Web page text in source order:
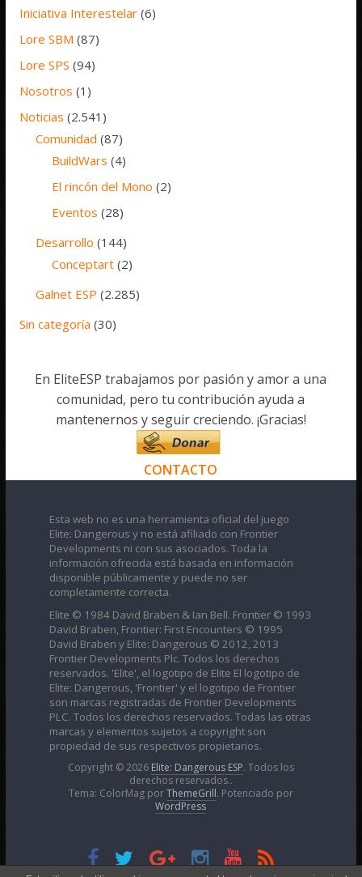
Iniciativa Interestelar (6)
Lore SBM (87)
Lore SPS (94)
Nosotros (1)
Noticias (2.541)
Comunidad (87)
BuildWars (4)
El rincón del Mono (2)
Eventos (28)
Desarrollo (144)
Conceptart (2)
Galnet ESP (2.285)
Sin categoría (30)
En EliteESP trabajamos por pasión y amor a una
comunidad, pero tu contribución ayuda a
mantenernos y seguir creciendo. ¡Gracias!
CONTACTO
Esta web no es una herramienta oficial del juego
Elite: Dangerous y no está afiliado con Frontier
Developments ni con sus asociados. Toda la
información ofrecida está basada en información
disponible públicamente y puede no ser
completamente correcta.
Elite © 1984 David Braben & Ian Bell. Frontier © 1993
David Braben, Frontier: First Encounters © 1995
David Braben y Elite: Dangerous © 2012, 2013
Frontier Developments Plc. Todos los derechos
reservados. 'Elite', el logotipo de Elite El logotipo de
Elite: Dangerous, 'Frontier' y el logotipo de Frontier
son marcas registradas de Frontier Developments
PLC. Todos los derechos reservados. Todas las otras
marcas y elementos sujetos a copyright son
propiedad de sus respectivos propietarios.
Copyright © 2026 Elite: Dangerous ESP. Todos los
derechos reservados..
Tema: ColorMag porThemeGrill. Potenciado por
WordPress